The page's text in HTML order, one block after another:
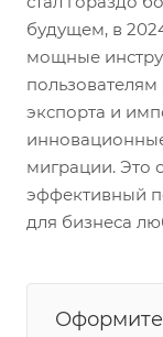
будущем, в
мощные
пользователям
экспорта и
миграции. Это
эффективный
для бизнеса
Оформите